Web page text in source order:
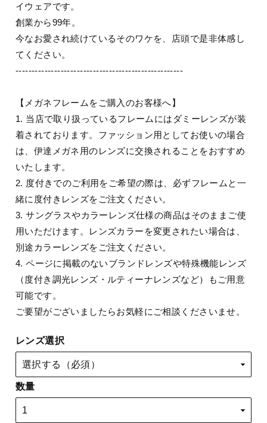
イウェアです。
創業から99年。
今なお愛され続けているそのワケを、店頭で是非体感し
てください。
----------------------------------------------------
【メガネフレームをご購入のお客様へ】
1. 当店で取り扱っているフレームにはダミーレンズが装
着されております。ファッション用としてお使いの場合
は、伊達メガネ用のレンズに交換されることをおすすめ
いたします。
2. 度付きでのご利用をご希望の際は、必ずフレームと一
緒に度付きレンズをご注文ください。
3. サングラスやカラーレンズ仕様の商品はそのままご使
用いただけます。レンズカラーを変更されたい場合は、
別途カラーレンズをご注文ください。
4. ページに掲載のないブランドレンズや特殊機能レンズ
（度付き調光レンズ・ルティーナレンズなど）もご用意
可能です。
ご要望がございましたらお気軽にご相談くださいませ。
レンズ選択
数量